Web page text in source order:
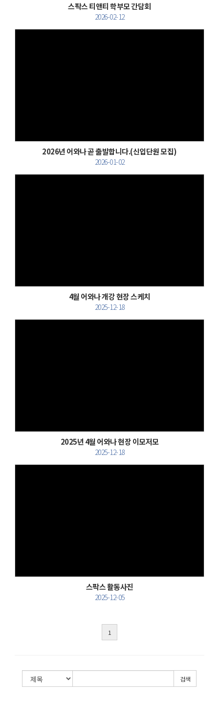
스팍스 티앤티 학부모 간담회
2026-02-12
2026년 어와나 곧 출발합니다.(신입단원 모집)
2026-01-02
4월 어와나 개강 현장 스케치
2025-12-18
2025년 4월 어와나 현장 이모저모
2025-12-18
스팍스 활동사진
2025-12-05
1
검색